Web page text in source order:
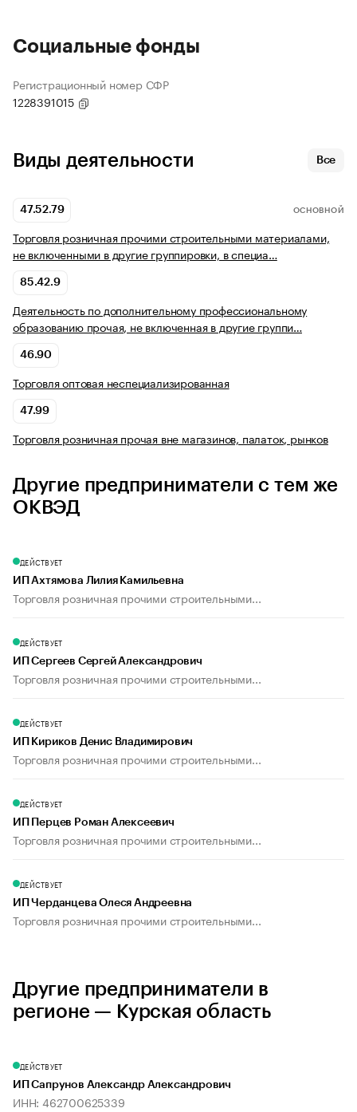
Социальные фонды
Регистрационный номер СФР
1228391015
Виды деятельности Все
47.52.79 ОСНОВНОЙ
Торговля розничная прочими строительными материалами,
не включенными в другие группировки, в специа…
85.42.9
Деятельность по дополнительному профессиональному
образованию прочая, не включенная в другие группи…
46.90
Торговля оптовая неспециализированная
47.99
Торговля розничная прочая вне магазинов, палаток, рынков
Другие предприниматели с тем же
ОКВЭД
ДЕЙСТВУЕТ
ИП Ахтямова Лилия Камильевна
Торговля розничная прочими строительными...
ДЕЙСТВУЕТ
ИП Сергеев Сергей Александрович
Торговля розничная прочими строительными...
ДЕЙСТВУЕТ
ИП Кириков Денис Владимирович
Торговля розничная прочими строительными...
ДЕЙСТВУЕТ
ИП Перцев Роман Алексеевич
Торговля розничная прочими строительными...
ДЕЙСТВУЕТ
ИП Черданцева Олеся Андреевна
Торговля розничная прочими строительными...
Другие предприниматели в
регионе — Курская область
ДЕЙСТВУЕТ
ИП Сапрунов Александр Александрович
ИНН: 462700625339